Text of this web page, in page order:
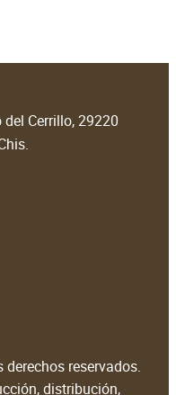
Cerrillo, 29220
reservados.
distribución,